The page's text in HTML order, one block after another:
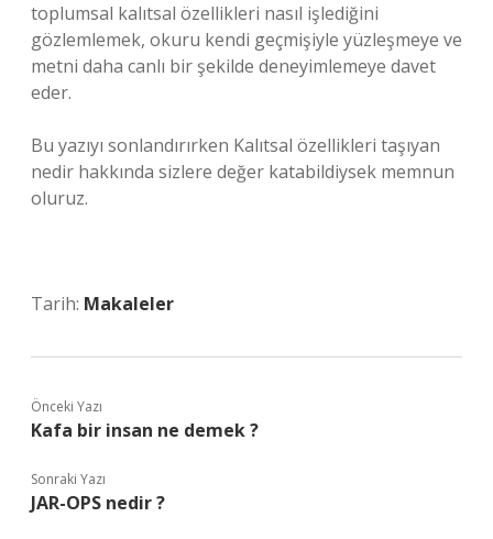
toplumsal kalıtsal özellikleri nasıl işlediğini
gözlemlemek, okuru kendi geçmişiyle yüzleşmeye ve
metni daha canlı bir şekilde deneyimlemeye davet
eder.
Bu yazıyı sonlandırırken Kalıtsal özellikleri taşıyan
nedir hakkında sizlere değer katabildiysek memnun
oluruz.
Tarih: Makaleler
Önceki Yazı
Kafa bir insan ne demek ?
Sonraki Yazı
JAR-OPS nedir ?